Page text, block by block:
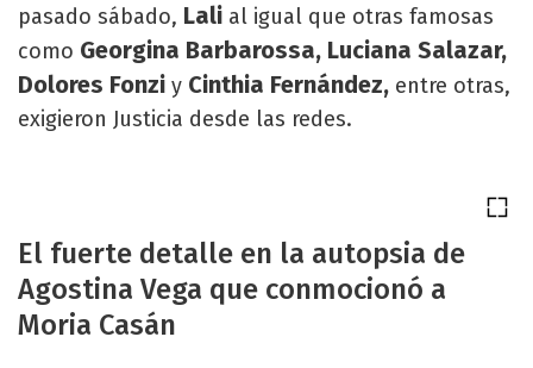
pasado sábado, Lali al igual que otras famosas
como Georgina Barbarossa, Luciana Salazar,
Dolores Fonzi y Cinthia Fernández, entre otras,
exigieron Justicia desde las redes.
El fuerte detalle en la autopsia de
Agostina Vega que conmocionó a
Moria Casán